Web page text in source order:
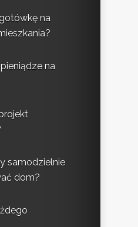
na
na
samodzielnie
dom?